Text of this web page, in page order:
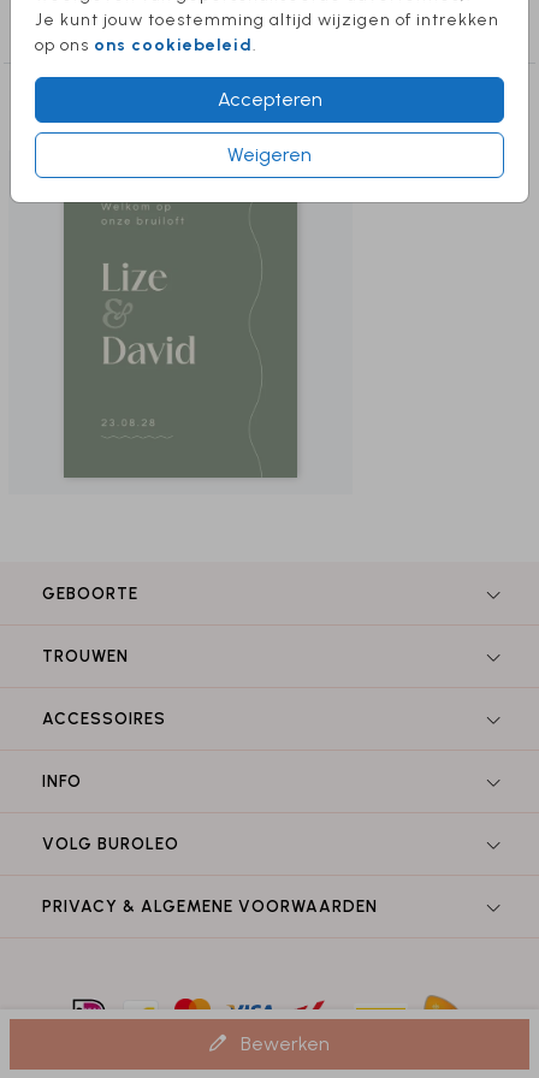
Je kunt jouw toestemming altijd wijzigen of intrekken
op ons ons cookiebeleid.
Accepteren
Weigeren
Stuur mij een berichtje, ik help je graag!
trouwen labelkaart rechthoek
Deze producten vind je misschien ook
leuk
Bewerken
GEBOORTE
TROUWEN
ACCESSOIRES
INFO
VOLG BUROLEO
PRIVACY & ALGEMENE VOORWAARDEN